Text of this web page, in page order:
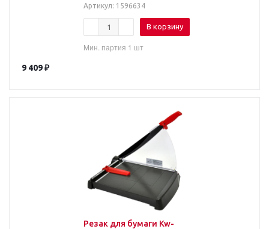
Артикул: 1596634
В корзину
Мин. партия 1 шт
9 409₽
Резак для бумаги Kw-